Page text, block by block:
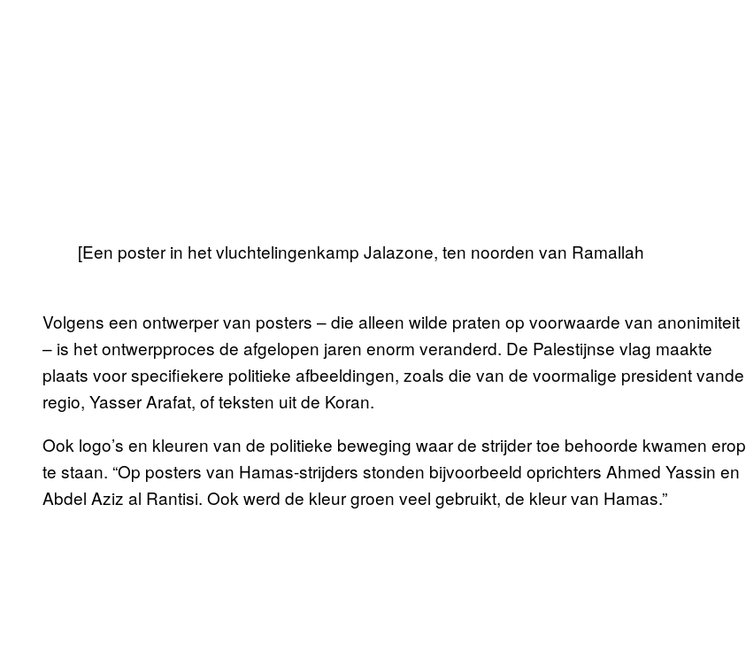
[Een poster in het vluchtelingenkamp Jalazone, ten noorden van Ramallah
Volgens een ontwerper van posters – die alleen wilde praten op voorwaarde van anonimiteit
– is het ontwerpproces de afgelopen jaren enorm veranderd. De Palestijnse vlag maakte
plaats voor specifiekere politieke afbeeldingen, zoals die van de voormalige president vande
regio, Yasser Arafat, of teksten uit de Koran.
Ook logo’s en kleuren van de politieke beweging waar de strijder toe behoorde kwamen erop
te staan. “Op posters van Hamas-strijders stonden bijvoorbeeld oprichters Ahmed Yassin en
Abdel Aziz al Rantisi. Ook werd de kleur groen veel gebruikt, de kleur van Hamas.”